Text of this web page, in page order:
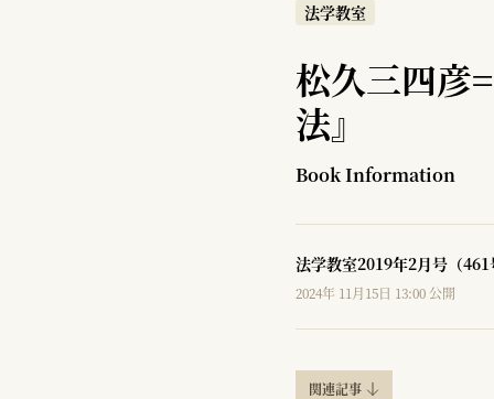
法学教室
松久三四彦
法』
Book Information
法学教室2019年2月号（461
2024年 11月15日 13:00 公開
関連記事